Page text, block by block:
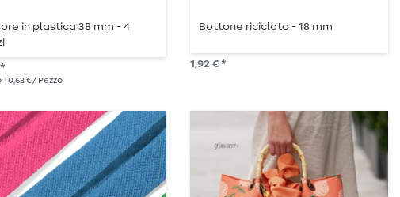
in plastica 38 mm - 4
| 0,63 € / Pezzo
Bottone riciclato - 18 mm
1,92 € *